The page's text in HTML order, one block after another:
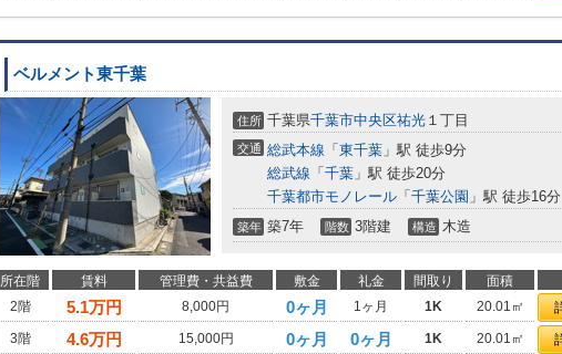
ベルメント東千葉
住所 千葉県千葉市中央区祐光 １丁目
交通 総武本線 「 東千葉 」駅 徒歩9分
総武線 「 千葉 」駅 徒歩20分
千葉都市モノレール 「 千葉公園 」駅 徒歩16分
築年 築7年 階数 3階建 構造 木造
所在階 賃料 管理費・共益費 敷金 礼金 間取り 面積
2階
5.1万円 8,000円 0ヶ月 1ヶ月 1K 20.01㎡
3階
4.6万円 15,000円 0ヶ月 0ヶ月 1K 20.01㎡